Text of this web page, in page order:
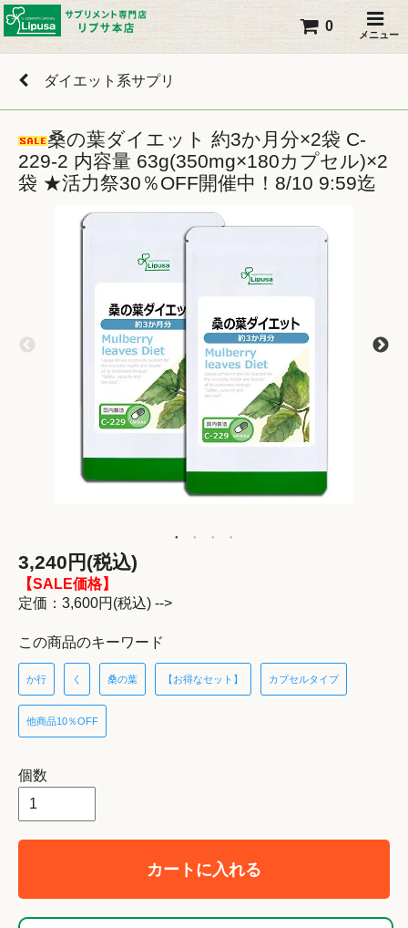
メニュー
0
ダイエット系サプリ
桑の葉ダイエット 約3か月分×2袋 C-
229-2 内容量 63g(350mg×180カプセル)×2
袋 ★活力祭30％OFF開催中！8/10 9:59迄
3,240円(税込)
【SALE価格】
定価：3,600円(税込) -->
この商品のキーワード
か行 く 桑の葉 【お得なセット】 カプセルタイプ
他商品10％OFF
個数
カートに入れる